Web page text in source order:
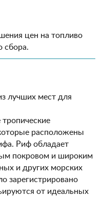
цен на топливо
сбора.
лучших мест для
расположены
Риф обладает
покровом и широким
и других морских
зарегистрировано
от идеальных